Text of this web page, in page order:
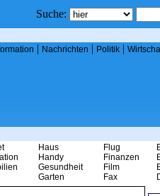
Suche:
| Nachrichten | Politik |
Haus
Handy
Gesundheit
Garten
Flug
Finanzen
Film
Fax